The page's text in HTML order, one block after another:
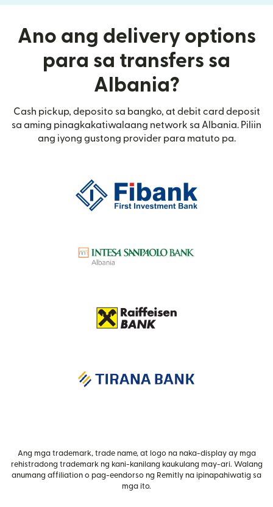
Ano ang delivery options
para sa transfers sa
Albania?
Cash pickup, deposito sa bangko, at debit card deposit
sa aming pinagkakatiwalaang network sa Albania. Piliin
ang iyong gustong provider para matuto pa.
Ang mga trademark, trade name, at logo na naka-display ay mga
rehistradong trademark ng kani-kanilang kaukulang may-ari. Walang
anumang affiliation o pag-eendorso ng Remitly na ipinapahiwatig sa
mga ito.